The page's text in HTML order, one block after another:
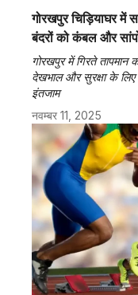
गोरखपुर चिड़ियाघर में
बंदरों को कंबल और
गोरखपुर में गिरते तापमान
देखभाल और सुरक्षा के
इंतजाम
नवम्बर 11, 2025